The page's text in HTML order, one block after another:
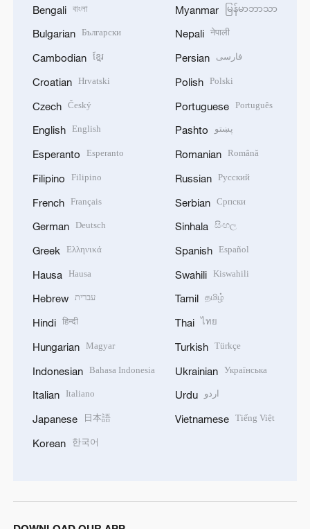
Bengali বাংলা
Bulgarian Български
Cambodian ខ្មែរ
Croatian Hrvatski
Czech Český
English English
Esperanto Esperanto
Filipino Filipino
French Français
German Deutsch
Greek Ελληνικά
Hausa Hausa
Hebrew עברית
Hindi हिन्दी
Hungarian Magyar
Indonesian Bahasa Indonesia
Italian Italiano
Japanese 日本語
Korean 한국어
Myanmar မြန်မာဘာသာ
Nepali नेपाली
Persian فارسی
Polish Polski
Portuguese Português
Pashto پښتو
Romanian Română
Russian Русский
Serbian Српски
Sinhala සිංහල
Spanish Español
Swahili Kiswahili
Tamil தமிழ்
Thai ไทย
Turkish Türkçe
Ukrainian Українська
Urdu اردو
Vietnamese Tiếng Việt